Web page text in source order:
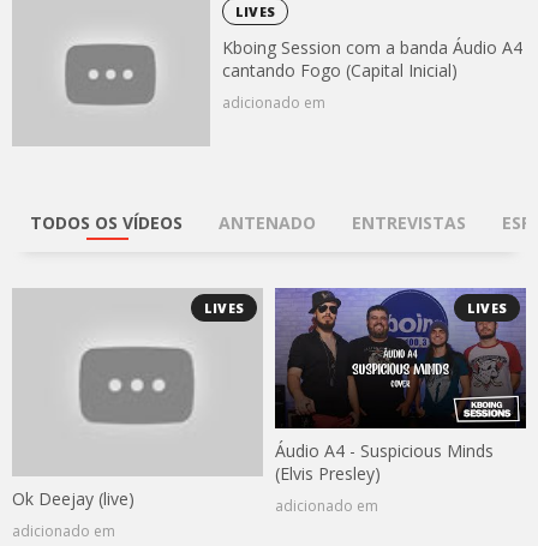
LIVES
Kboing Session com a banda Áudio A4
cantando Fogo (Capital Inicial)
adicionado em
TODOS OS VÍDEOS ANTENADO ENTREVISTAS
LIVES
Ok Deejay (live)
adicionado em
LIVES
Áudio A4 - Suspicious Minds
(Elvis Presley)
adicionado em